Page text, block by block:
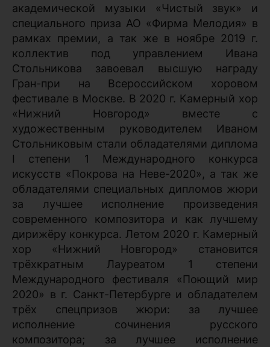
академической музыки «Чистый звук» и
специального приза АО «Фирма Мелодия» в
рамках премии, а так же в ноябре 2019 г.
коллектив под управлением Ивана
Стольникова завоевал высшую награду
Гран-при на Всероссийском хоровом
фестивале в Москве. В 2020 г. Камерный хор
«Нижний Новгород» вместе с
художественным руководителем Иваном
Стольниковым стали обладателями диплома
I степени 1 Международного конкурса
искусств «Покрова на Неве-2020», а так же
обладателями специальных дипломов жюри
за лучшее исполнение произведения
современного композитора и как лучшему
дирижёру конкурса. Летом 2020 г. Камерный
хор «Нижний Новгород» становится
трёхкратным Лауреатом 1 степени
Международного фестиваля «Поющий мир
2020» в г. Санкт-Петербурге и обладателем
трёх спецпризов жюри: за лучшее
исполнение сочинения русского
композитора; за лучшее исполнение